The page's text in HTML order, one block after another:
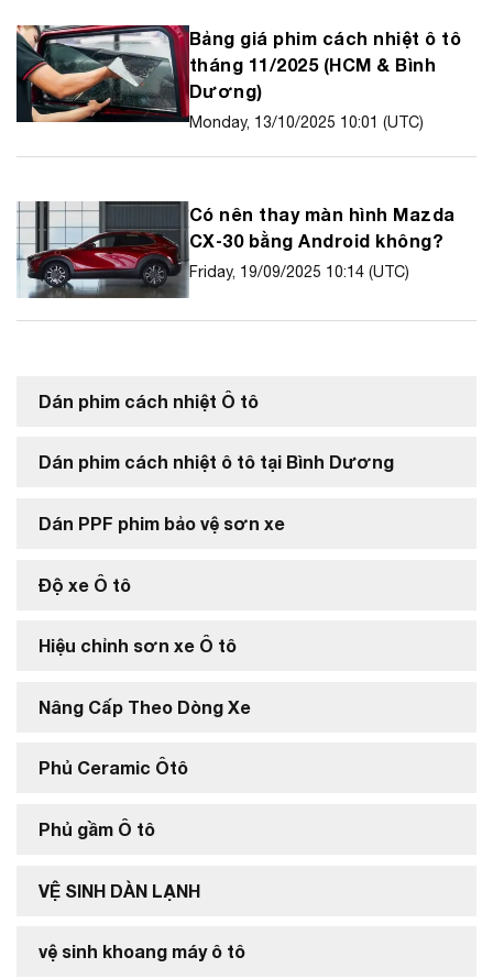
Bảng giá phim cách nhiệt ô tô
tháng 11/2025 (HCM & Bình
Dương)
Monday, 13/10/2025 10:01 (UTC)
Có nên thay màn hình Mazda
CX‑30 bằng Android không?
Friday, 19/09/2025 10:14 (UTC)
Dán phim cách nhiệt Ô tô
Dán phim cách nhiệt ô tô tại Bình Dương
Dán PPF phim bảo vệ sơn xe
Độ xe Ô tô
Hiệu chỉnh sơn xe Ô tô
Nâng Cấp Theo Dòng Xe
Phủ Ceramic Ôtô
Phủ gầm Ô tô
VỆ SINH DÀN LẠNH
vệ sinh khoang máy ô tô